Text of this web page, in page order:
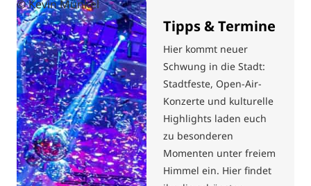
© Kevin Münkel
Tipps & Termine
Hier kommt neuer
Schwung in die Stadt:
Stadtfeste, Open-Air-
Konzerte und kulturelle
Highlights laden euch
zu besonderen
Momenten unter freiem
Himmel ein. Hier findet